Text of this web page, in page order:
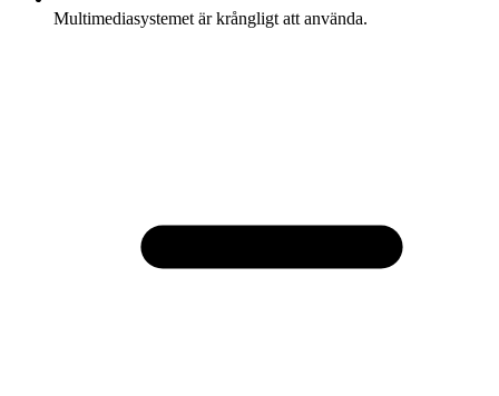
Multimediasystemet är krångligt att använda.